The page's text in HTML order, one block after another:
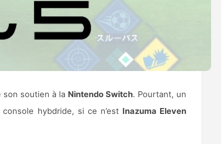
soutien à la Nintendo Switch. Pourtant, un
hybdride, si ce n’est Inazuma Eleven